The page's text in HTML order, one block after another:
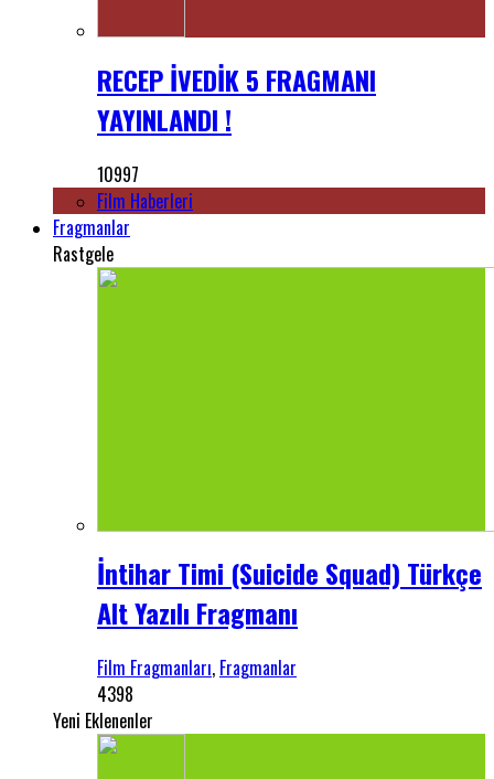
RECEP İVEDİK 5 FRAGMANI
YAYINLANDI !
10997
Film Haberleri
Fragmanlar
Rastgele
İntihar Timi (Suicide Squad) Türkçe
Alt Yazılı Fragmanı
Film Fragmanları, Fragmanlar
4398
Yeni Eklenenler